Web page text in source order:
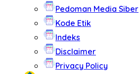
Pedoman Media Siber
Kode Etik
Indeks
Disclaimer
Privacy Policy